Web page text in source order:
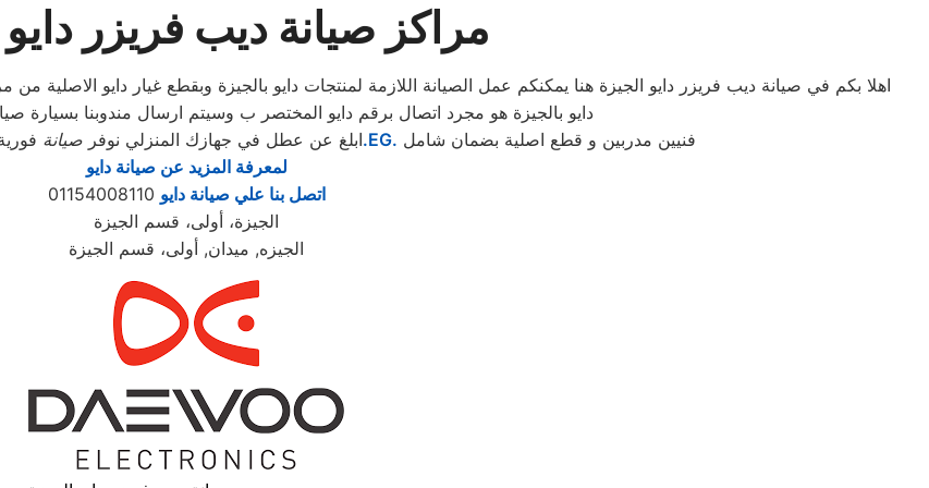
مراكز صيانة ديب فريزر دايو
اهلا بكم في صيانة ديب فريزر دايو الجيزة هنا يمكنكم عمل الصيانة اللازمة لمنتجات دايو بالجيزة وبقطع غيار دايو
دايو بالجيزة هو مجرد اتصال برقم دايو المختصر ب وسيتم ارسال مندوبنا بسيارة
ابلغ عن عطل في جهازك المنزلي نوفر صيانة .EG. فنيين مدربين و قطع اصلية بضمان شامل
لمعرفة المزيد عن صيانة دايو
اتصل بنا علي صيانة دايو
الجيزة، أولى، قسم الجيزة
الجيزه, ميدان, أولى، قسم الجيزة